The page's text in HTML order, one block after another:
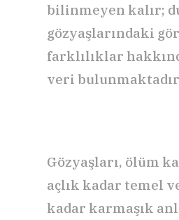
bilinmeyen kalır;
gözyaşlarındaki
farklılıklar
veri
Gözyaşları, ölüm
açlık kadar temel
kadar karmaşık